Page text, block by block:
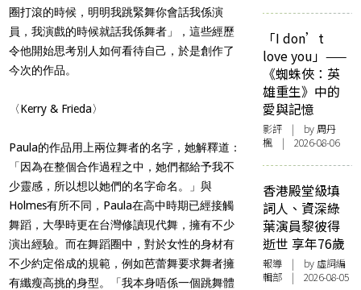
圈打滾的時候，明明我跳緊舞你會話我係演
員，我演戲的時候就話我係舞者」，這些經歷
令他開始思考別人如何看待自己，於是創作了
今次的作品。
〈Kerry & Frieda〉
Paula的作品用上兩位舞者的名字，她解釋道：
「因為在整個合作過程之中，她們都給予我不
少靈感，所以想以她們的名字命名。」與
Holmes有所不同，Paula在高中時期已經接觸
舞蹈，大學時更在台灣修讀現代舞，擁有不少
演出經驗。而在舞蹈圈中，對於女性的身材有
不少約定俗成的規範，例如芭蕾舞要求舞者擁
有纖瘦高挑的身型。「我本身唔係一個跳舞體
「I don’t
love you」——
《蜘蛛俠：英
雄重生》中的
愛與記憶
影評 | by周丹
楓 | 2026-08-06
香港殿堂級填
詞人、資深綠
葉演員黎彼得
逝世 享年76歲
報導 | by 虛詞編
輯部 | 2026-08-05